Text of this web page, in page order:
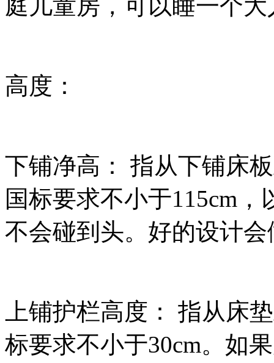
庭儿童房，可以睡一个
高度：
下铺净高： 指从下铺床
国标要求不小于115cm
不会碰到头。好的设计会
上铺护栏高度： 指从床
标要求不小于30cm。如